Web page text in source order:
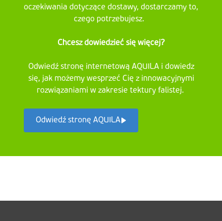
oczekiwania dotyczące dostawy, dostarczamy to,
czego potrzebujesz.
Chcesz dowiedzieć się więcej?
Odwiedź stronę internetową AQUILA i dowiedz
się, jak możemy wesprzeć Cię z innowacyjnymi
rozwiązaniami w zakresie tektury falistej.
Odwiedź stronę AQUILA